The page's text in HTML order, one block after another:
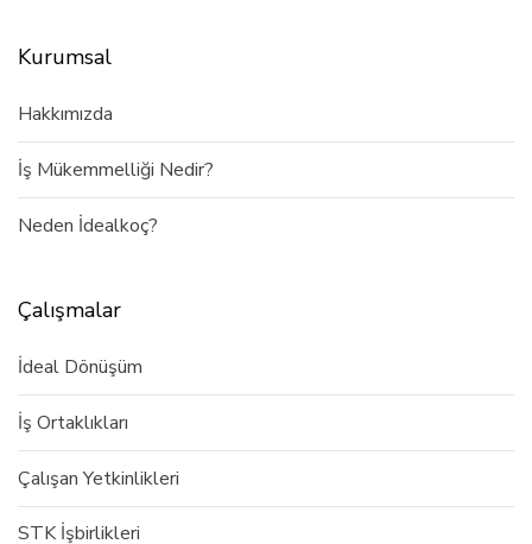
Kurumsal
Hakkımızda
İş Mükemmelliği Nedir?
Neden İdealkoç?
Çalışmalar
İdeal Dönüşüm
İş Ortaklıkları
Çalışan Yetkinlikleri
STK İşbirlikleri